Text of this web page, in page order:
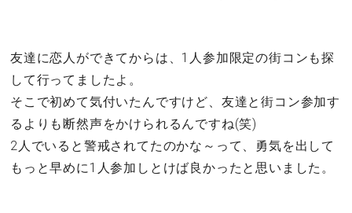
友達に恋人ができてからは、1人参加限定の街コンも探
して行ってましたよ。
そこで初めて気付いたんですけど、友達と街コン参加す
るよりも断然声をかけられるんですね(笑)
2人でいると警戒されてたのかな～って、勇気を出して
もっと早めに1人参加しとけば良かったと思いました。